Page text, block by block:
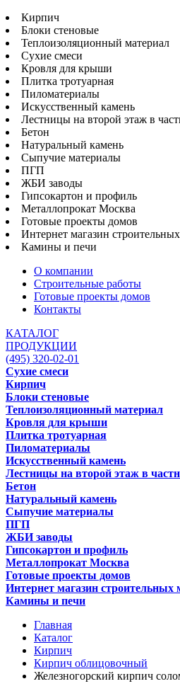
Кирпич
Блоки стеновые
Теплоизоляционный материал
Сухие смеси
Кровля для крыши
Плитка тротуарная
Пиломатериалы
Искусственный камень
Лестницы на второй этаж в
Бетон
Натуральный камень
Сыпучие материалы
ПГП
ЖБИ заводы
Гипсокартон и профиль
Металлопрокат Москва
Готовые проекты домов
Интернет магазин
Камины и печи
О компании
Строительные работы
Готовые проекты домов
Контакты
КАТАЛОГ
ПРОДУКЦИИ
(495) 320-02-01
Сухие смеси
Кирпич
Блоки стеновые
Теплоизоляционный материал
Кровля для крыши
Плитка тротуарная
Пиломатериалы
Искусственный камень
Лестницы на второй этаж в
Бетон
Натуральный камень
Сыпучие материалы
ПГП
ЖБИ заводы
Гипсокартон и профиль
Металлопрокат Москва
Готовые проекты домов
Интернет магазин строительных
Камины и печи
Главная
Каталог
Кирпич
Кирпич облицовочный
Железногорский кирпич